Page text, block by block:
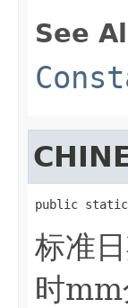
See
public
标准
时